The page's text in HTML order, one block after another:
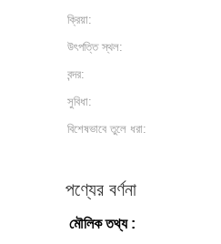
ক্রিয়া:
উৎপত্তি স্থল:
বন্দর:
সুবিধা:
বিশেষভাবে তুলে ধরা:
পণ্যের বর্ণনা
মৌলিক তথ্য :